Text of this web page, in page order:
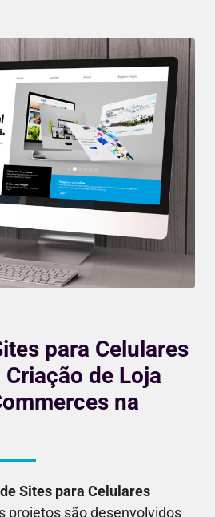
para Celulares
de Loja
na
Sites para Celulares
projetos são desenvolvidos